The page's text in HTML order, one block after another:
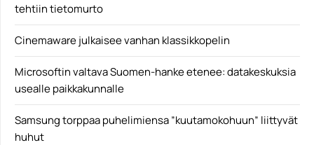
tehtiin tietomurto
Cinemaware julkaisee vanhan klassikkopelin
Microsoftin valtava Suomen-hanke etenee: datakeskuksia
usealle paikkakunnalle
Samsung torppaa puhelimiensa ”kuutamokohuun” liittyvät
huhut